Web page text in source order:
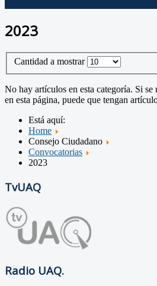
2023
Cantidad a mostrar
No hay artículos en esta categoría. Si se
en esta página, puede que tengan
Está aquí:
Home
Consejo Ciudadano
Convocatorias
2023
TvUAQ
Radio UAQ.